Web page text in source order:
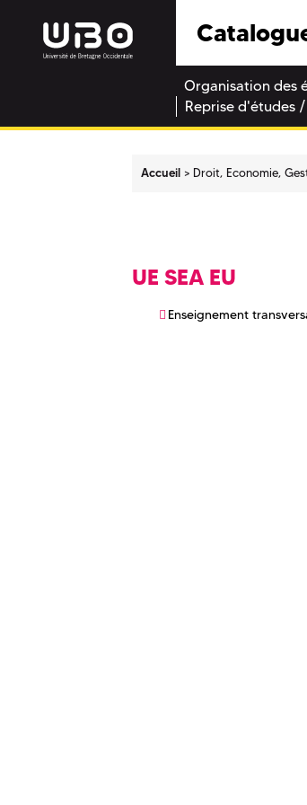
Organisation des
Reprise d'études
Accueil Droit, Economie,
UE SEA EU
Enseignement